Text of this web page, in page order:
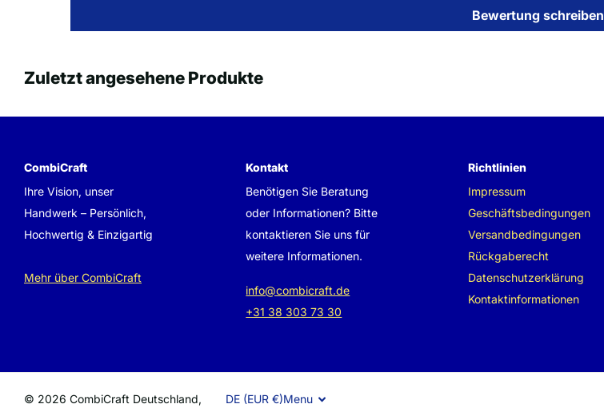
Bewertung schreiben
Zuletzt angesehene Produkte
CombiCraft
Ihre Vision, unser
Handwerk – Persönlich,
Hochwertig & Einzigartig
Mehr über CombiCraft
Kontakt
Benötigen Sie Beratung
oder Informationen? Bitte
kontaktieren Sie uns für
weitere Informationen.
info@combicraft.de
+31 38 303 73 30
Richtlinien
Impressum
Geschäftsbedingungen
Versandbedingungen
Rückgaberecht
Datenschutzerklärung
Kontaktinformationen
© 2026 CombiCraft Deutschland, DE (EUR €)Menu